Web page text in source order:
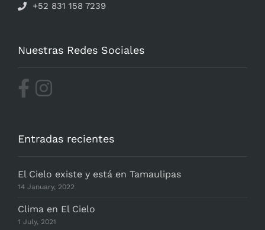
+52 831 158 7239
Nuestras Redes Sociales
Entradas recientes
El Cielo existe y está en Tamaulipas
14 January, 2022
Clima en El Cielo
1 July, 2021